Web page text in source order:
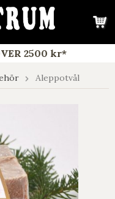
2500 kr*
Aleppotvål